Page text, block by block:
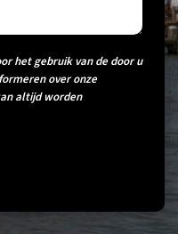
het gebruik van de door u
over onze
altijd worden